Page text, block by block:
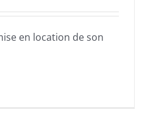
en location de son